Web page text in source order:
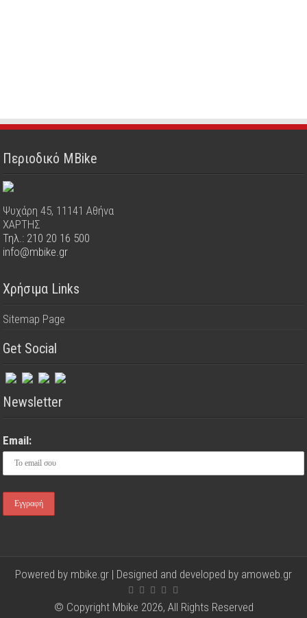
Περιοδικό MBike
Ψυχάρη 45, 11141 Αθήνα
ΧΑΡΤΗΣ
Τηλ.: 210 20 16 500
info@mbike.gr
Χρήσιμα Links
Sitemap Page
Get Social
Newsletter
Email:
Powered by mbike.gr | Designed and developed by amoweb.gr
© Copyright Mbike 2026, All Rights Reserved